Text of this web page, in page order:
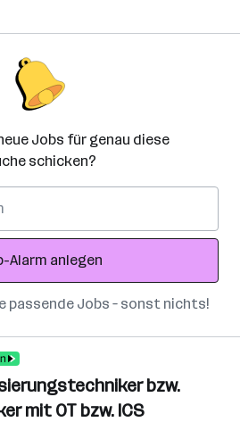
Jobs für genau diese
schicken?
Alarm anlegen
passende Jobs – sonst nichts!
bzw.
mit OT bzw. ICS